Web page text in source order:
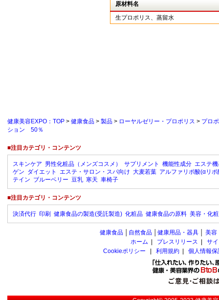
原材料名
生プロポリス、蒸留水
健康美容EXPO：TOP > 健康食品 > 製品 > ローヤルゼリー・プロポリス > プロ
ション 50％
■注目カテゴリ・コンテンツ
スキンケア 男性化粧品（メンズコスメ） サプリメント 機能性成分 エステ
ゲン ダイエット エステ・サロン・スパ向け 大麦若葉 アルファリポ酸(αリポ
テイン ブルーベリー 豆乳 寒天 車椅子
■注目カテゴリ・コンテンツ
決済代行 印刷 健康食品の製造(受託製造) 化粧品 健康食品の原料 美容・化
健康食品 自然食品 健康用品・器具 美容
ホーム
プレスリリース
サ
Cookieポリシー
利用規約 個人情報